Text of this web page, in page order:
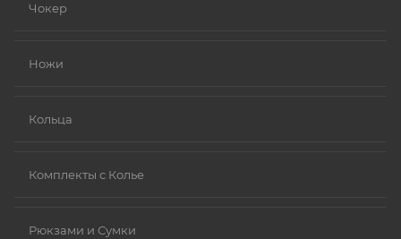
Чокер
Ножи
Кольца
Комплекты с Колье
Рюкзами и Сумки